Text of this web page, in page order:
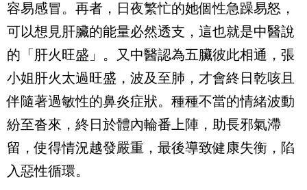
容易感冒。再者，日夜繁忙的她個性急躁易怒，
可以想見肝臟的能量必然透支，這也就是中醫說
的「肝火旺盛」。又中醫認為五臟彼此相通，張
小姐肝火太過旺盛，波及至肺，才會終日乾咳且
伴隨著過敏性的鼻炎症狀。種種不當的情緒波動
紛至沓來，終日於體內輪番上陣，助長邪氣滯
留，使得情況越發嚴重，最後導致健康失衡，陷
入惡性循環。